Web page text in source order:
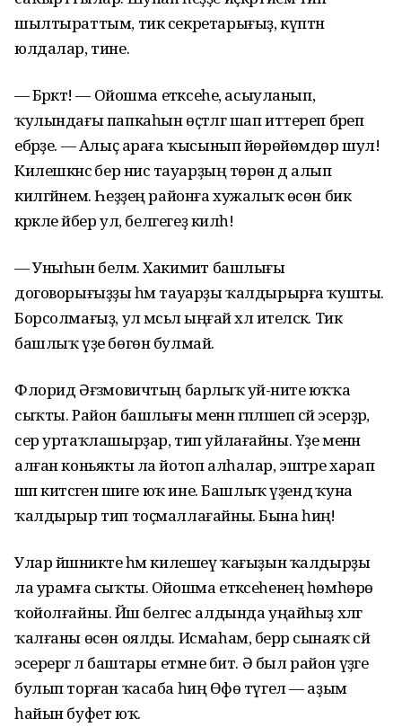
шылтыраттым, тик секретарығыҙ, күптән
юлдалар, тине.
— Бәрәкәт! — Ойошма етәксеһе, асыуланып,
ҡулындағы папкаһын өҫтәлгә шап иттереп бәреп
ебәрҙе. — Алыҫ араға ҡысынып йөрөйөмдөр шул!
Килешкәнсә бер нисә тауарҙың төрөн дә алып
килгәйнем. Һеҙҙең районға хужалыҡ өсөн бик
кәрәкле әйбер ул, белгегеҙ килһә!
— Уныһын беләм. Хакимиәт башлығы
договорығыҙҙы һәм тауарҙы ҡалдырырға ҡушты.
Борсолмағыҙ, ул мәсьәлә ыңғай хәл ителәсәк. Тик
башлыҡ үҙе бөгөн булмай.
Флорид Әғзәмовичтың барлыҡ уй-ниәте юҡҡа
сыҡты. Район башлығы менән гәпләшеп сәй эсерҙәр,
сер уртаҡлашырҙар, тип уйлағайны. Үҙе менән
алған коньякты ла йотоп алһалар, эштәре харап
шәп китәсәгенә шиге юҡ ине. Башлыҡ үҙендә ҡуна
ҡалдырыр тип тоҫмаллағайны. Бына һиңә!
Улар йәшникте һәм килешеү ҡағыҙын ҡалдырҙы
ла урамға сыҡты. Ойошма етәксеһенең һөмһөрө
ҡойолғайны. Йәш белгес алдында уңайһыҙ хәлгә
ҡалғаны өсөн оялды. Исмаһам, берәр сынаяҡ сәй
эсерергә лә баштары етмәне бит. Ә был район үҙәге
булып торған ҡасаба һиңә Өфө түгел — аҙым
һайын буфет юҡ.